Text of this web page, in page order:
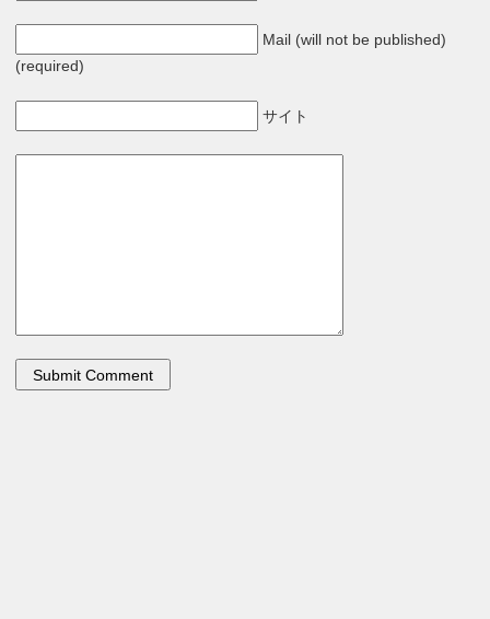
Mail (will not be published)
(required)
サイト